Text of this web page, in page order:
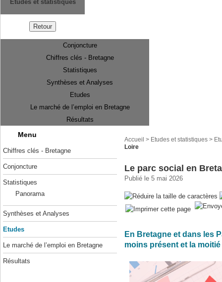
Etudes et statistiques
Retour
Conjoncture
Chiffres clés - Bretagne
Statistiques
Synthèses et Analyses
Etudes
Le marché de l’emploi en Bretagne
Résultats
Menu
Chiffres clés - Bretagne
Conjoncture
Statistiques
Panorama
Synthèses et Analyses
Etudes
Le marché de l’emploi en Bretagne
Résultats
Accueil > Etudes et statistiques >
Loire
Le parc social en
Publié le 5 mai 2026
En Bretagne et dans les
moins présent et la